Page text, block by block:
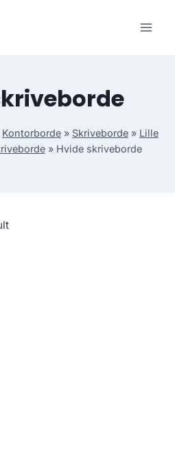
Kontorborde » Skriveborde » Lille
» Hvide skriveborde